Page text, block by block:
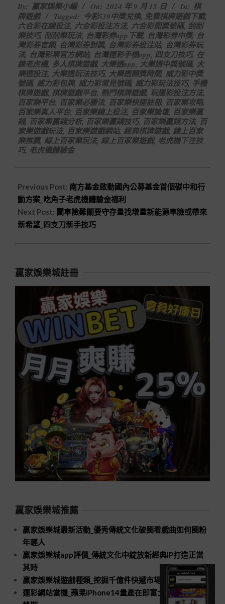
09-
15
By: 贏家娛樂小編 On: 2024 年 9 月 15 日 In: 棋
牌遊戲
Tagged: 今彩539中獎兌換, 免費棋牌遊戲下載,
六合彩在線投注, 六合彩投注方法, 六合彩開獎號碼, 刮刮
樂技巧, 刮刮樂玩法, 台灣彩券app下載, 台灣彩券中獎, 台
灣彩券官網, 台灣彩券對獎, 台灣彩券投注站, 台灣彩券玩
法, 台灣彩票官方網站, 台灣運彩手機app, 四支刀技巧, 在
線老虎機, 多人棋牌遊戲, 大樂透app, 大樂透中獎號碼, 大
樂透投注, 大樂透玩法技巧, 大樂透開獎時間, 威力彩中獎
號碼, 威力彩包牌, 威力彩常見號碼, 威力彩玩法技巧, 手機
棋牌遊戲, 棋牌遊戲平台, 熱門棋牌遊戲, 玩運彩投注方法,
百家樂平台, 百家樂必勝法, 百家樂快速註冊, 百家樂攻略,
百家樂真人平台, 百家樂線上投注, 百家樂論壇, 百家樂贏
錢, 百家樂贏錢分析, 百家樂贏錢技巧, 百家樂贏錢方法, 百
家樂遊戲玩法, 百家樂遊戲網站, 經典棋牌遊戲, 線上百家
樂推薦, 線上百家樂玩法, 線上百家樂遊戲, 老虎機下注技
巧, 老虎機體驗金
Previous Post: 南方基金啟動國內公募基金首個碳中和行
動方案_吃角子老虎機體驗金福利
Next Post: 闖車險難關要守存量找增量新能源車險或帶來
新希望_四支刀新手技巧
贏家娛樂城註冊
贏家娛樂城推薦
贏家娛樂城最新活動_優秀傳統文化破圈看戲曲如何圈粉
年輕人
贏家娛樂城app評價_傳統文化中綻放新經典IP打造正當
其時
贏家娛樂城遊戲種類_挖掘千億件快遞市場新空間
運彩網站當機_蘋果iPhone14量產在即富士康招工進入高